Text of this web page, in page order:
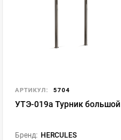
АРТИКУЛ: 5704
УТЭ-019а Турник большой
Бренд: HERCULES